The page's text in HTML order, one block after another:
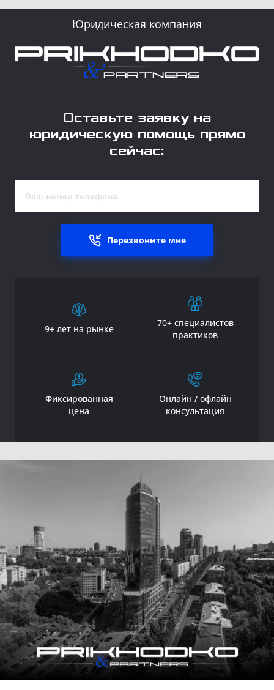
Юридическая компания
Оставьте заявку на
юридическую помощь прямо
сейчас:
Перезвоните мне
9+ лет на рынке
70+ специалистов
практиков
Фиксированная
цена
Онлайн / офлайн
консультация